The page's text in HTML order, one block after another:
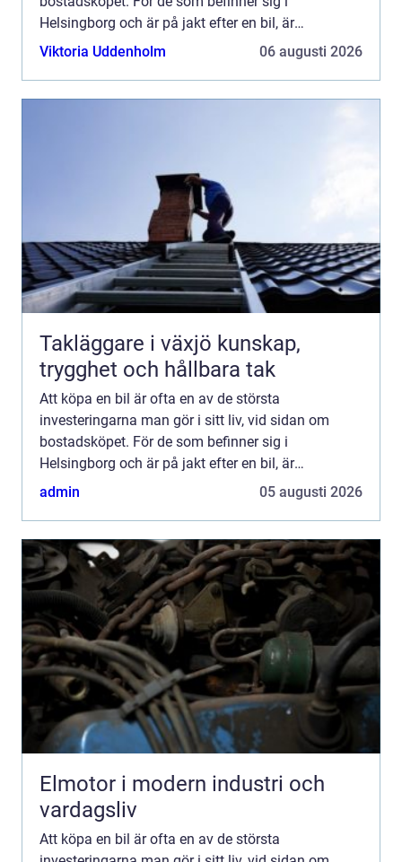
Helsingborg och är på jakt efter en bil, är
begagnade bilar Helsingborg et...
Viktoria Uddenholm 06 augusti 2026
Takläggare i växjö kunskap,
trygghet och hållbara tak
Att köpa en bil är ofta en av de största
investeringarna man gör i sitt liv, vid sidan om
bostadsköpet. För de som befinner sig i
Helsingborg och är på jakt efter en bil, är
begagnade bilar Helsingborg et...
admin 05 augusti 2026
Elmotor i modern industri och
vardagsliv
Att köpa en bil är ofta en av de största